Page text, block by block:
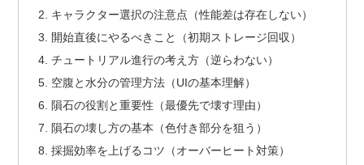
キャラクター選択の注意点（性能差は存在しない）
開始直後にやるべきこと（初期ストレージ回収）
チュートリアル進行の考え方（逆らわない）
空腹と水分の管理方法（UIの基本理解）
隕石の役割と重要性（最優先で壊す理由）
隕石の壊し方の基本（色付き部分を狙う）
採掘効率を上げるコツ（オーバーヒート対策）